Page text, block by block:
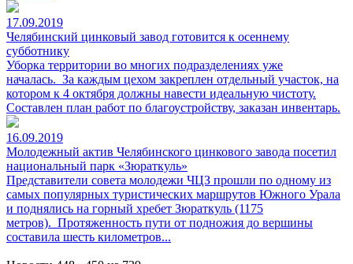
17.09.2019
Челябинский цинковый завод готовится к осеннему
субботнику
Уборка территории во многих подразделениях уже
началась. За каждым цехом закреплен отдельный участок, на
котором к 4 октября должны навести идеальную чистоту.
Составлен план работ по благоустройству, заказан инвентарь.
16.09.2019
Молодежный актив Челябинского цинкового завода посетил
национальный парк «Зюраткуль»
Представители совета молодежи ЧЦЗ прошли по одному из
самых популярных туристических маршрутов Южного Урала
и поднялись на горный хребет Зюраткуль (1175
метров). Протяженность пути от подножия до вершины
составила шесть километров...